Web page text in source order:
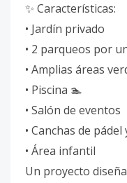
✨ Características:
• Jardín privado
• 2 parqueos por
• Amplias áreas
• Piscina 🏊
• Salón de eventos
• Canchas de
• Área infantil
Un proyecto